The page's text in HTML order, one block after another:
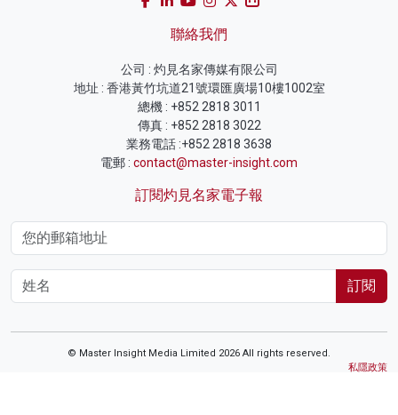
聯絡我們
公司 : 灼見名家傳媒有限公司
地址 : 香港黃竹坑道21號環匯廣場10樓1002室
總機 : +852 2818 3011
傳真 : +852 2818 3022
業務電話 :+852 2818 3638
電郵 : contact@master-insight.com
訂閱灼見名家電子報
訂閱
© Master Insight Media Limited 2026 All rights reserved.
私隱政策